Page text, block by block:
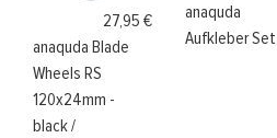
27,95 €
anaquda Blade
Wheels RS
120x24mm -
black /
anaquda
Aufkleber Set